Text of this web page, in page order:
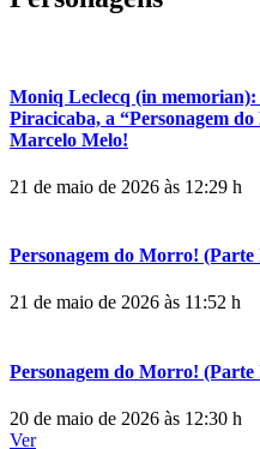
Moniq Leclecq (in
Piracicaba, a “Personagem
Marcelo Melo!
21 de maio de 2026 às 12:29 h
Personagem do Morro!
21 de maio de 2026 às 11:52 h
Personagem do Morro!
20 de maio de 2026 às 12:30 h
Ver